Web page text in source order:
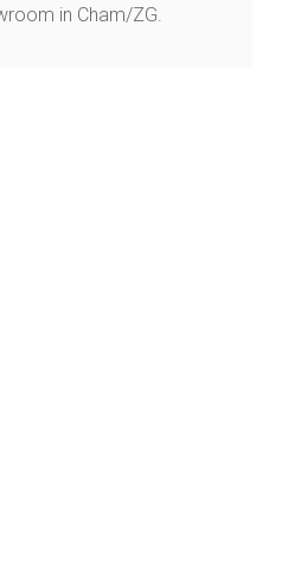
in Cham/ZG.